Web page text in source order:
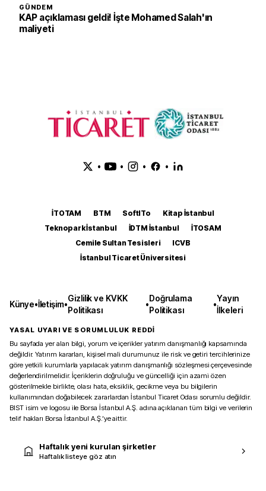
GÜNDEM
KAP açıklaması geldi! İşte Mohamed Salah'ın
maliyeti
• • • •
İTOTAM BTM SoftITo
Kitap İstanbul
Teknopark İstanbul
İDTM İstanbul
İTOSAM
Cemile Sultan Tesisleri
ICVB
İstanbul Ticaret Üniversitesi
Künye•İletişim•
Gizlilik ve KVKK
Politikası
•
Doğrulama
Politikası
•
Yayın
İlkeleri
YASAL UYARI VE SORUMLULUK REDDİ
Bu sayfada yer alan bilgi, yorum ve içerikler yatırım danışmanlığı kapsamında
değildir. Yatırım kararları, kişisel mali durumunuz ile risk ve getiri tercihlerinize
göre yetkili kurumlarla yapılacak yatırım danışmanlığı sözleşmesi çerçevesinde
değerlendirilmelidir. İçeriklerin doğruluğu ve güncelliği için azami özen
gösterilmekle birlikte, olası hata, eksiklik, gecikme veya bu bilgilerin
kullanımından doğabilecek zararlardan İstanbul Ticaret Odası sorumlu değildir.
BIST isim ve logosu ile Borsa İstanbul A.Ş. adına açıklanan tüm bilgi ve verilerin
telif hakları Borsa İstanbul A.Ş.’ye aittir.
Haftalık yeni kurulan şirketler
Haftalık listeye göz atın